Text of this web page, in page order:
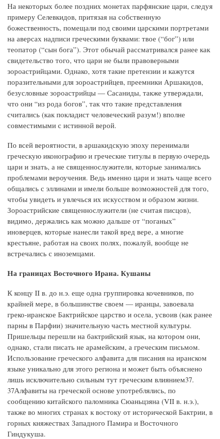
На некоторых более поздних монетах парфянские цари, следуя
примеру Селевкидов, притязая на собственную
божественность, помещали под своими царскими портретами
на аверсах надписи греческими буквами: твое (“бог”) или
теопатор (“сын бога”). Этот обычай рассматривался ранее как
свидетельство того, что цари не были правоверными
зороастрийцами. Однако, хотя такие претензии и кажутся
поразительными для зороастрийцев, преемники Аршакидов,
безусловные зороастрийцы — Сасаниды, также утверждали,
что они “из рода богов”, так что такие представления
считались (как покладист человеческий разум!) вполне
совместимыми с истинной верой.
По всей вероятности, в аршакидскую эпоху перенимали
греческую иконографию и греческие титулы в первую очередь
цари и знать, а не священнослужители, которые занимались
проблемами вероучения. Ведь именно цари и знать чаще всего
общались с эллинами и имели больше возможностей для того,
чтобы увидеть и увлечься их искусством и образом жизни.
Зороастрийские священнослужители (не считая писцов),
видимо, держались как можно дальше от “поганых”
иноверцев, которые нанесли такой вред вере, а многие
крестьяне, работая на своих полях, пожалуй, вообще не
встречались с иноземцами.
На границах Восточного Ирана. Кушаны
К концу II в. до н.э. еще одна группировка кочевников, по
крайней мере, в большинстве своем — иранцы, завоевала
греко-иранское Бактрийское царство и осела, усвоив (как ранее
парны в Парфии) значительную часть местной культуры.
Пришельцы перешли на бактрийский язык, на котором они,
однако, стали писать не арамейским, а греческим письмом.
Использование греческого алфавита для писания на иранском
языке уникально для этого региона и может быть объяснено
лишь исключительно сильным тут греческим влиянием37.
37Алфавиты на греческой основе употреблялись, по
сообщению китайского паломника Сюаньцзяна (VII в. н.э.),
также во многих странах к востоку от исторической Бактрии, в
горных княжествах Западного Памира и Восточного
Гиндукуша.